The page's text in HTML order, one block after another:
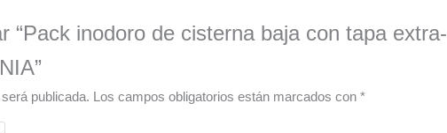
“Pack inodoro de cisterna baja con tapa extra-
publicada. Los campos obligatorios están marcados con*